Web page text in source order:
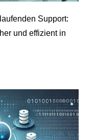
Support:
und effizient in